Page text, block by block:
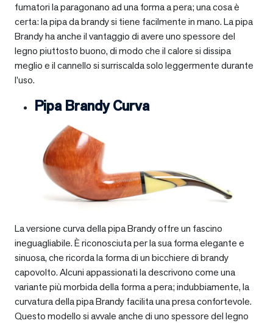
fumatori la paragonano ad una forma a pera; una cosa è
certa: la pipa da brandy si tiene facilmente in mano. La pipa
Brandy ha anche il vantaggio di avere uno spessore del
legno piuttosto buono, di modo che il calore si dissipa
meglio e il cannello si surriscalda solo leggermente durante
l’uso.
Pipa Brandy Curva
La versione curva della pipa Brandy offre un fascino
ineguagliabile. È riconosciuta per la sua forma elegante e
sinuosa, che ricorda la forma di un bicchiere di brandy
capovolto. Alcuni appassionati la descrivono come una
variante più morbida della forma a pera; indubbiamente, la
curvatura della pipa Brandy facilita una presa confortevole.
Questo modello si avvale anche di uno spessore del legno